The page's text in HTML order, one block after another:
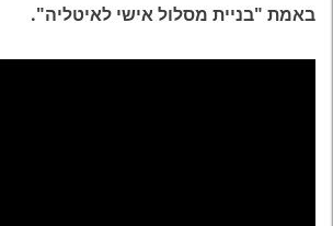
באמת "בניית מסלול אישי לאיטליה".